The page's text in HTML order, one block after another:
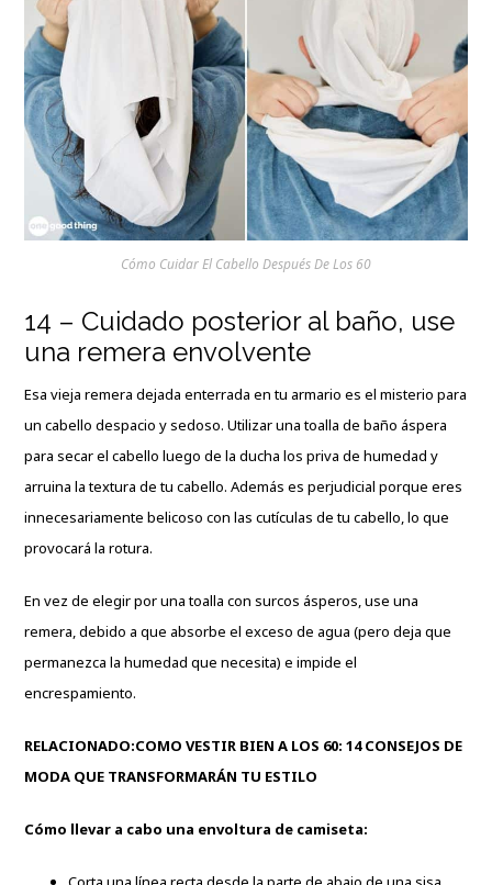
Cómo Cuidar El Cabello Después De Los 60
14 – Cuidado posterior al baño, use
una remera envolvente
Esa vieja remera dejada enterrada en tu armario es el misterio para
un cabello despacio y sedoso. Utilizar una toalla de baño áspera
para secar el cabello luego de la ducha los priva de humedad y
arruina la textura de tu cabello. Además es perjudicial porque eres
innecesariamente belicoso con las cutículas de tu cabello, lo que
provocará la rotura.
En vez de elegir por una toalla con surcos ásperos, use una
remera, debido a que absorbe el exceso de agua (pero deja que
permanezca la humedad que necesita) e impide el
encrespamiento.
RELACIONADO:COMO VESTIR BIEN A LOS 60: 14 CONSEJOS DE
MODA QUE TRANSFORMARÁN TU ESTILO
Cómo llevar a cabo una envoltura de camiseta: